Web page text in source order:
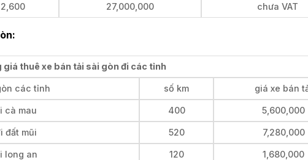
2,600 27,000,000 chưa VAT
giá thuê xe bán tải sài gòn đi các tỉnh
các tỉnh số km giá xe bán
cà mau 400 5,600,000
đất mũi 520 7,280,000
long an 120 1,680,000